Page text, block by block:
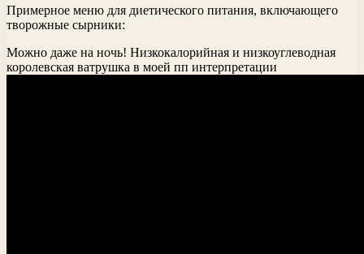
Примерное меню для диетического питания, включающего
творожные сырники:
Можно даже на ночь! Низкокалорийная и низкоуглеводная
королевская ватрушка в моей пп интерпретации